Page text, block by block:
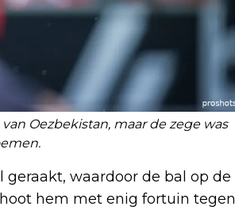
Oezbekistan, maar de zege was
waardoor de bal op de
hem met enig fortuin tegen